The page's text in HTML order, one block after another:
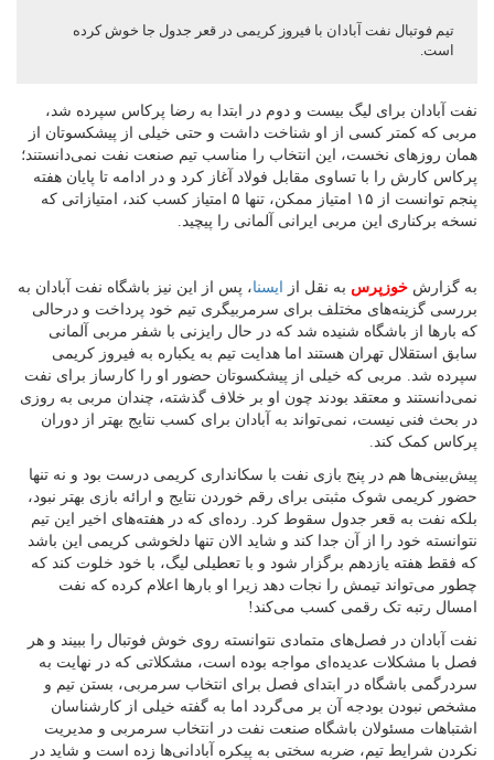
تیم فوتبال نفت آبادان با فیروز کریمی در قعر جدول جا خوش کرده
است.
نفت آبادان برای لیگ بیست و دوم در ابتدا به رضا پرکاس سپرده شد،
مربی که کمتر کسی از او شناخت داشت و حتی خیلی از پیشکسوتان از
همان روزهای نخست، این انتخاب را مناسب تیم صنعت نفت نمی‌دانستند؛
پرکاس کارش را با تساوی مقابل فولاد آغاز کرد و در ادامه تا پایان هفته
پنجم توانست از ۱۵ امتیاز ممکن، تنها ۵ امتیاز کسب کند، امتیازاتی که
نسخه برکناری این مربی ایرانی آلمانی را پیچید.
به گزارش خوزپرس به نقل از ایسنا، پس از این نیز باشگاه نفت آبادان به
بررسی گزینه‌های مختلف برای سرمربیگری تیم خود پرداخت و درحالی
که بارها از باشگاه شنیده شد که در حال رایزنی با شفر مربی آلمانی
سابق استقلال تهران هستند اما هدایت تیم به یکباره به فیروز کریمی
سپرده شد. مربی که خیلی‌ از پیشکسوتان حضور او را کارساز برای نفت
نمی‌دانستند و معتقد بودند چون او بر خلاف گذشته، چندان مربی به روزی
در بحث فنی نیست، نمی‌تواند به آبادان برای کسب نتایج بهتر از دوران
پرکاس کمک کند.
پیش‌بینی‌ها هم در پنج بازی نفت با سکانداری کریمی درست بود و نه تنها
حضور کریمی شوک مثبتی برای رقم خوردن نتایج و ارائه بازی بهتر نبود،
بلکه نفت به قعر جدول سقوط کرد. رده‌ای که در هفته‌های اخیر این تیم
نتوانسته خود را از آن جدا کند و شاید الان تنها دلخوشی کریمی این باشد
که فقط هفته یازدهم برگزار شود و با تعطیلی لیگ، با خود خلوت کند که
چطور می‌تواند تیمش را نجات دهد زیرا او بارها اعلام کرده که نفت
امسال رتبه تک رقمی کسب می‌کند!
نفت آبادان در فصل‌های متمادی نتوانسته روی خوش فوتبال را ببیند و هر
فصل با مشکلات عدیده‌ای مواجه بوده است، مشکلاتی که در نهایت به
سردرگمی باشگاه در ابتدای فصل برای انتخاب سرمربی، بستن تیم و
مشخص نبودن بودجه آن بر می‌گردد اما به گفته خیلی از کارشناسان
اشتباهات مسئولان باشگاه صنعت نفت در انتخاب سرمربی و مدیریت
نکردن شرایط تیم، ضربه سختی به پیکره آبادانی‌ها زده است و شاید در